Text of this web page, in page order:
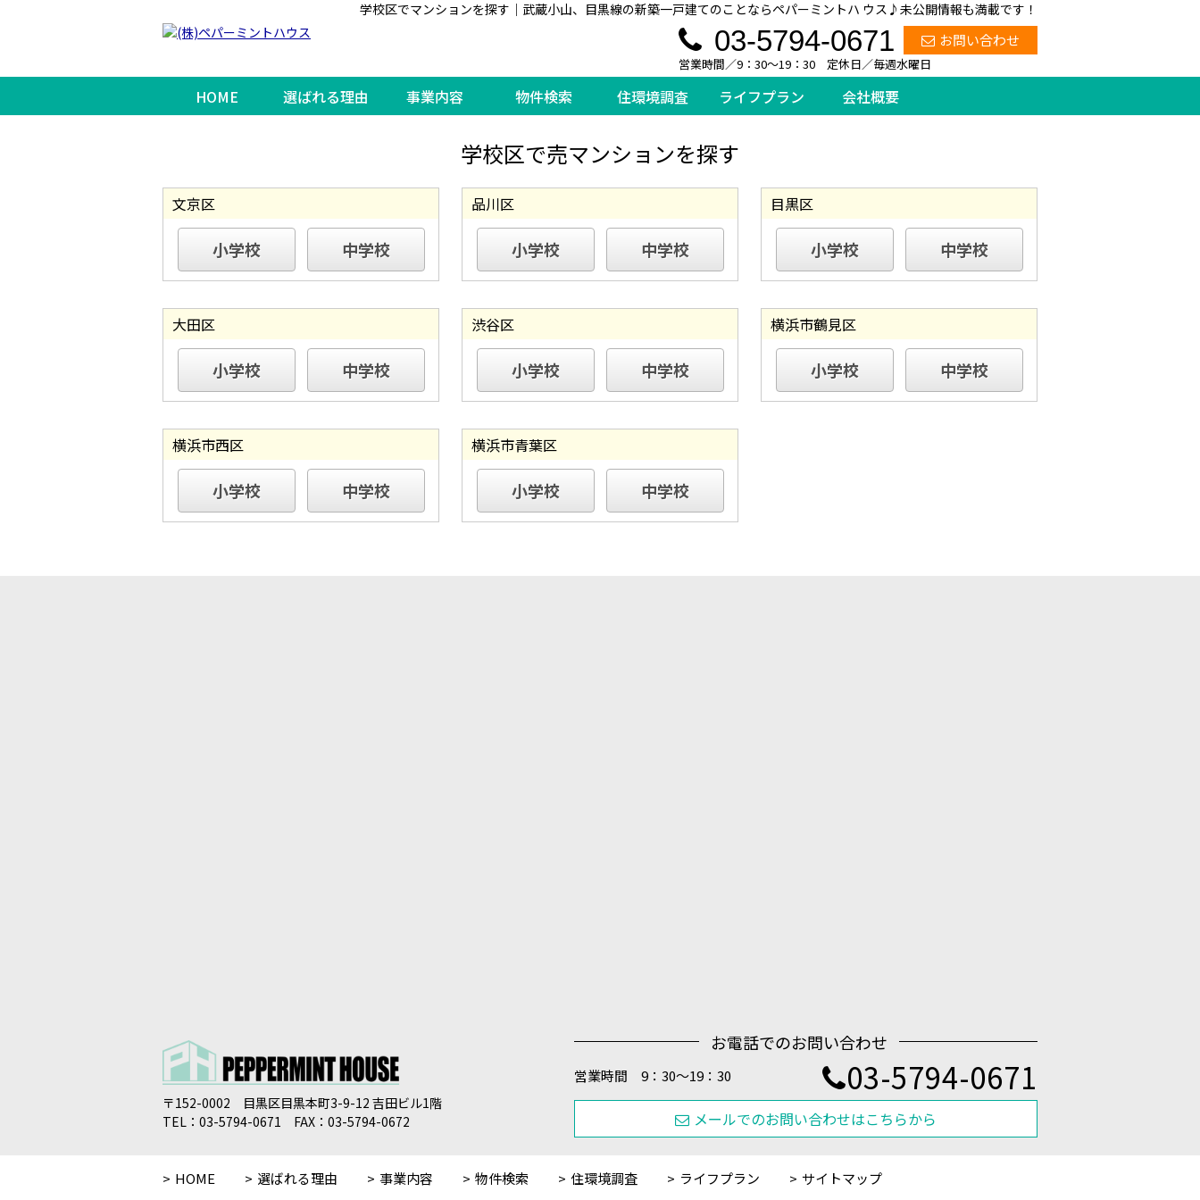
学校区でマンションを探す｜武蔵小山、目黒線の新築一戸建てのことならペパーミントハ ウス♪未公開情報も満載です！
お問い合わせ
03-5794-0671
営業時間／9：30～19：30 定休日／毎週水曜日
HOME 選ばれる理由 事業内容 物件検索 住環境調査 ライフプラン 会社概要
学校区で売マンションを探す
文京区
小学校 中学校
品川区
小学校 中学校
目黒区
小学校 中学校
大田区
小学校 中学校
渋谷区
小学校 中学校
横浜市鶴見区
小学校 中学校
横浜市西区
小学校 中学校
横浜市青葉区
小学校 中学校
〒152-0002 目黒区目黒本町3-9-12 吉田ビル1階
TEL：03-5794-0671 FAX：03-5794-0672
お電話でのお問い合わせ
営業時間 9：30～19：30 03-5794-0671
メールでのお問い合わせはこちらから
HOME 選ばれる理由 事業内容 物件検索 住環境調査 ライフプラン サイトマップ